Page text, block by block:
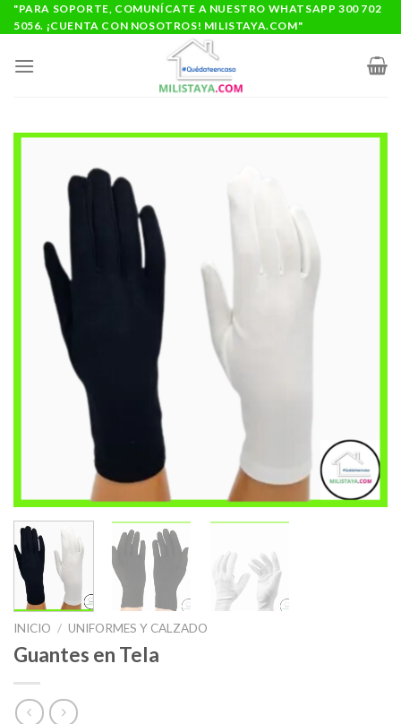
Saltar
al
"PARA SOPORTE, COMUNÍCATE A NUESTRO WHATSAPP 300 702
5056. ¡CUENTA CON NOSOTROS! MILISTAYA.COM"
INICIO / UNIFORMES Y CALZADO
Guantes en Tela